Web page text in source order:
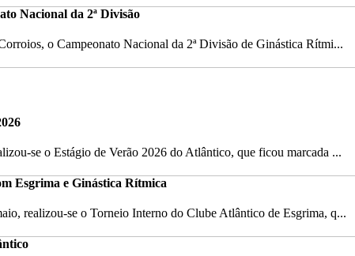
Nacional da 2ª Divisão
o Campeonato Nacional da 2ª Divisão de Ginástica Rítmi...
se o Estágio de Verão 2026 do Atlântico, que ficou marcada ...
Esgrima e Ginástica Rítmica
realizou-se o Torneio Interno do Clube Atlântico de Esgrima, q...